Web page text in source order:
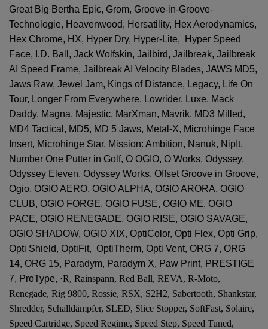
Great Big Bertha Epic, Grom, Groove-in-Groove-
Technologie, Heavenwood, Hersatility, Hex Aerodynamics,
Hex Chrome, HX, Hyper Dry, Hyper-Lite, Hyper Speed
Face, I.D. Ball, Jack Wolfskin, Jailbird, Jailbreak, Jailbreak
AI Speed Frame, Jailbreak AI Velocity Blades, JAWS MD5,
Jaws Raw, Jewel Jam, Kings of Distance, Legacy, Life On
Tour, Longer From Everywhere, Lowrider, Luxe, Mack
Daddy, Magna, Majestic, MarXman, Mavrik, MD3 Milled,
MD4 Tactical, MD5, MD 5 Jaws, Metal-X, Microhinge Face
Insert, Microhinge Star, Mission: Ambition, Nanuk, NipIt,
Number One Putter in Golf, O OGIO, O Works, Odyssey,
Odyssey Eleven, Odyssey Works, Offset Groove in Groove,
Ogio, OGIO AERO, OGIO ALPHA, OGIO ARORA, OGIO
CLUB, OGIO FORGE, OGIO FUSE, OGIO ME, OGIO
PACE, OGIO RENEGADE, OGIO RISE, OGIO SAVAGE,
OGIO SHADOW, OGIO XIX, OptiColor, Opti Flex, Opti Grip,
Opti Shield, OptiFit, OptiTherm, Opti Vent, ORG 7, ORG
14, ORG 15, Paradym, Paradym X, Paw Print, PRESTIGE
7, ProType, ⋅R, Rainspann, Red Ball, REVA, R-Moto,
Renegade, Rig 9800, Rossie, RSX, S2H2, Sabertooth, Shankstar,
Shredder, Schalldämpfer, SLED, Slice Stopper, SoftFast, Solaire,
Speed Cartridge, Speed Regime, Speed Step, Speed Tuned,